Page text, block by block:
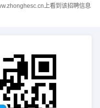
上看到该招聘信息